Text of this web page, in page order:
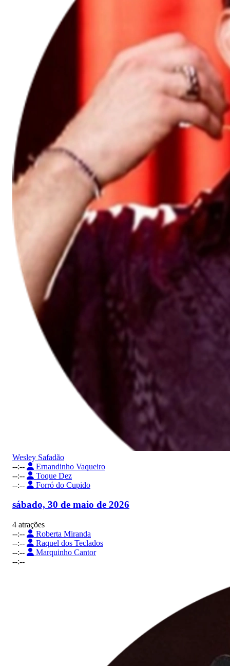
Wesley Safadão
--:--
Ernandinho Vaqueiro
--:--
Toque Dez
--:--
Forró do Cupido
sábado, 30 de maio de 2026
4 atrações
--:--
Roberta Miranda
--:--
Raquel dos Teclados
--:--
Marquinho Cantor
--:--